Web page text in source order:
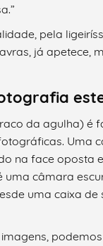
pela
já apetece,
da agulha)
Uma
na face oposta
uma câmara
uma caixa